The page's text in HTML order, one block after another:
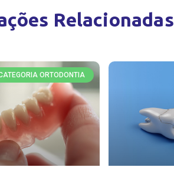
Relacionadas
ORTODONTIA